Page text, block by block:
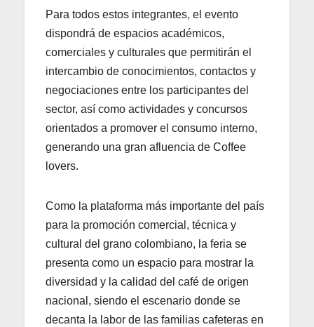
Para todos estos integrantes, el evento
dispondrá de espacios académicos,
comerciales y culturales que permitirán el
intercambio de conocimientos, contactos y
negociaciones entre los participantes del
sector, así como actividades y concursos
orientados a promover el consumo interno,
generando una gran afluencia de Coffee
lovers.
Como la plataforma más importante del país
para la promoción comercial, técnica y
cultural del grano colombiano, la feria se
presenta como un espacio para mostrar la
diversidad y la calidad del café de origen
nacional, siendo el escenario donde se
decanta la labor de las familias cafeteras en